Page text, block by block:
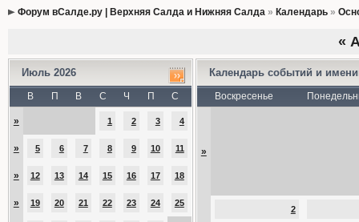
Форум вСалде.ру | Верхняя Салда и Нижняя Салда» Календарь»
«
Июль 2026
В П В С Ч П С
» 1 2 3 4
» 5 6 7 8 9 10 11
» 12 13 14 15 16 17 18
» 19 20 21 22 23 24 25
Календарь событий и
Воскресенье
»
2